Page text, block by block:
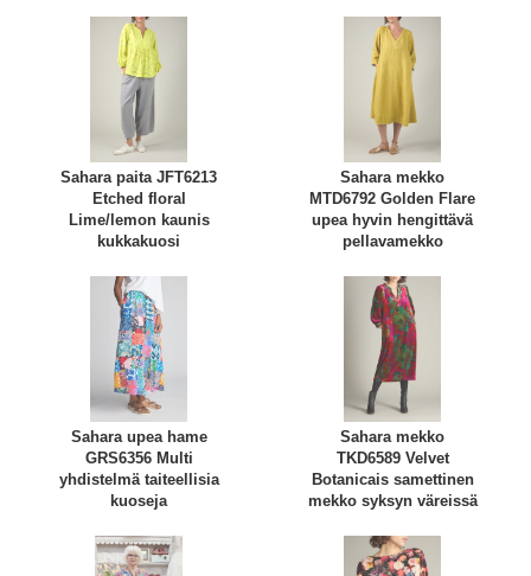
Sahara paita JFT6213
Etched floral
Lime/lemon kaunis
kukkakuosi
Sahara mekko
MTD6792 Golden Flare
upea hyvin hengittävä
pellavamekko
Sahara upea hame
GRS6356 Multi
yhdistelmä taiteellisia
kuoseja
Sahara mekko
TKD6589 Velvet
Botanicais samettinen
mekko syksyn väreissä